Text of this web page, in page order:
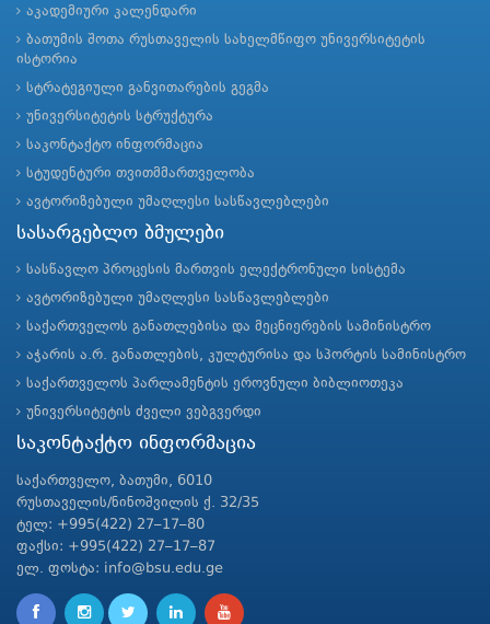
აკადემიური კალენდარი
ბათუმის შოთა რუსთაველის სახელმწიფო უნივერსიტეტის
ისტორია
სტრატეგიული განვითარების გეგმა
უნივერსიტეტის სტრუქტურა
საკონტაქტო ინფორმაცია
სტუდენტური თვითმმართველობა
ავტორიზებული უმაღლესი სასწავლებლები
სასარგებლო ბმულები
სასწავლო პროცესის მართვის ელექტრონული სისტემა
ავტორიზებული უმაღლესი სასწავლებლები
საქართველოს განათლებისა და მეცნიერების სამინისტრო
აჭარის ა.რ. განათლების, კულტურისა და სპორტის სამინისტრო
საქართველოს პარლამენტის ეროვნული ბიბლიოთეკა
უნივერსიტეტის ძველი ვებგვერდი
საკონტაქტო ინფორმაცია
საქართველო, ბათუმი, 6010
რუსთაველის/ნინოშვილის ქ. 32/35
ტელ: +995(422) 27–17–80
ფაქსი: +995(422) 27–17–87
ელ. ფოსტა: info@bsu.edu.ge